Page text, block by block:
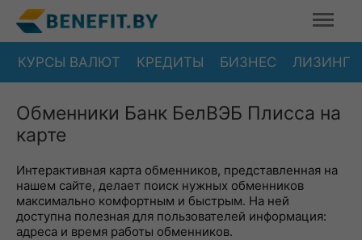
КУРСЫ ВАЛЮТ КРЕДИТЫ БИЗНЕС ЛИЗИНГ
Обменники Банк БелВЭБ Плисса на
карте
Интерактивная карта обменников, представленная на
нашем сайте, делает поиск нужных обменников
максимально комфортным и быстрым. На ней
доступна полезная для пользователей информация:
адреса и время работы обменников.